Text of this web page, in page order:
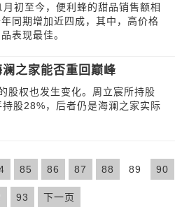
月初至今，便利蜂的甜品销售额相
年同期增加近四成，其中，高价格
表现最佳。
之家能否重回巅峰
股权也发生变化。周立宸所持股
股28%，后者仍是海澜之家实际
85 86 87 88 89 90
93 下一页